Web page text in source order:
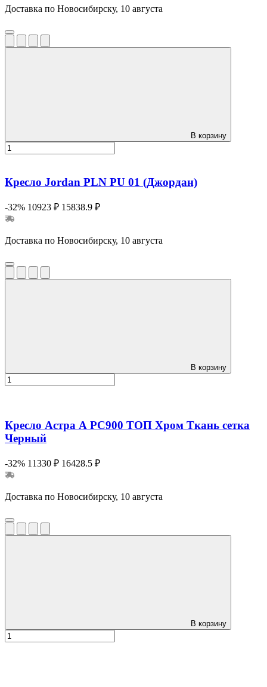
Доставка по Новосибирску, 10 августа
В корзину
Кресло Jordan PLN PU 01 (Джордан)
-32% 10923 ₽ 15838.9 ₽
Доставка по Новосибирску, 10 августа
В корзину
Кресло Астра А РС900 ТОП Хром Ткань сетка
Черный
-32% 11330 ₽ 16428.5 ₽
Доставка по Новосибирску, 10 августа
В корзину